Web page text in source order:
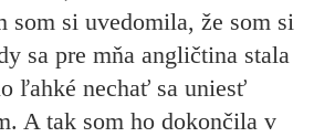
som si uvedomila, že som si
sa pre mňa angličtina stala
ľahké nechať sa uniesť
A tak som ho dokončila v